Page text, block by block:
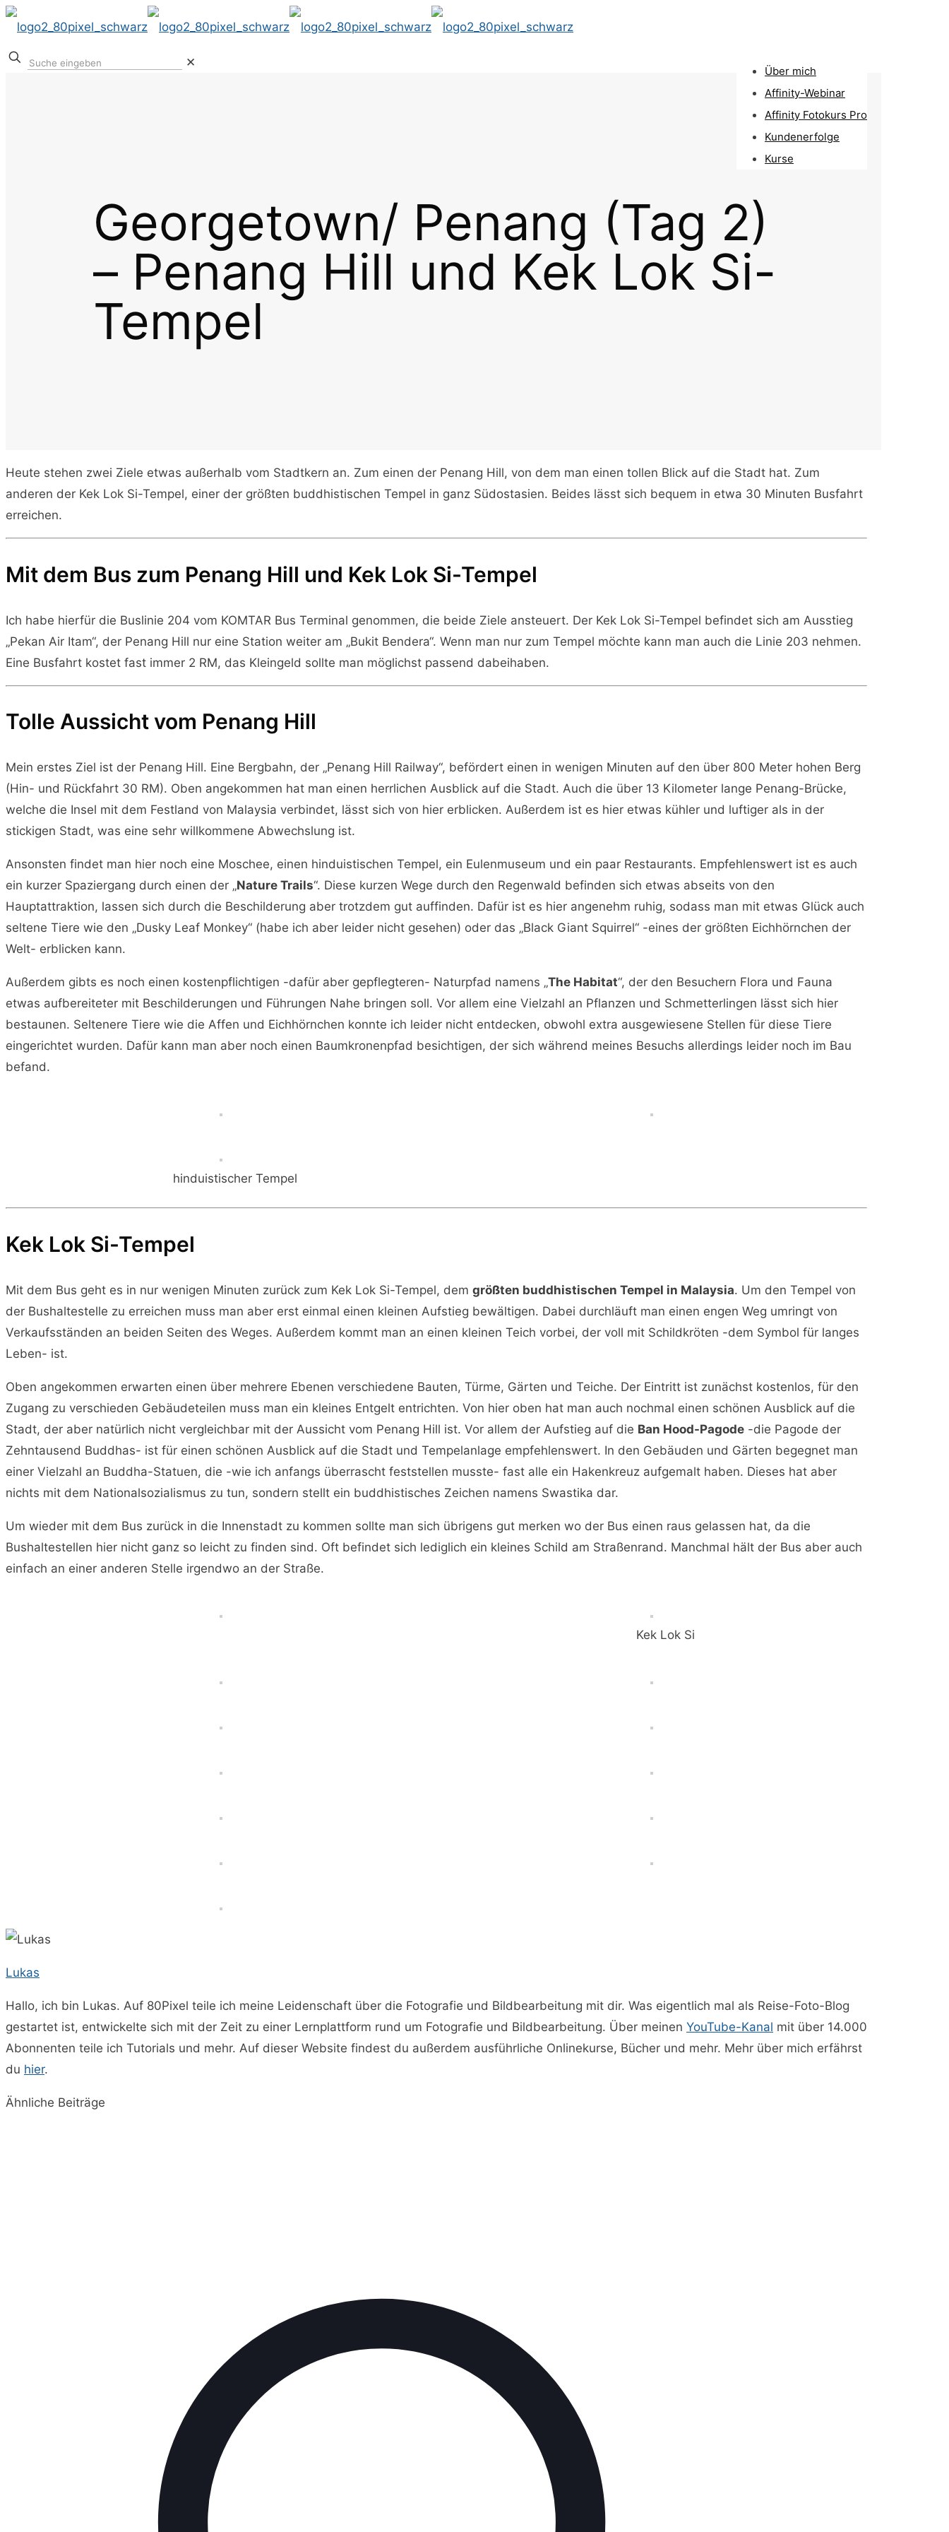
Über mich
Affinity-Webinar
Affinity Fotokurs Pro
Kundenerfolge
Kurse
✕
Georgetown/ Penang (Tag 2)
– Penang Hill und Kek Lok Si-
Tempel
Heute stehen zwei Ziele etwas außerhalb vom Stadtkern an. Zum einen der Penang Hill, von dem man einen tollen Blick auf die Stadt hat. Zum
anderen der Kek Lok Si-Tempel, einer der größten buddhistischen Tempel in ganz Südostasien. Beides lässt sich bequem in etwa 30 Minuten Busfahrt
erreichen.
Mit dem Bus zum Penang Hill und Kek Lok Si-Tempel
Ich habe hierfür die Buslinie 204 vom KOMTAR Bus Terminal genommen, die beide Ziele ansteuert. Der Kek Lok Si-Tempel befindet sich am Ausstieg
„Pekan Air Itam“, der Penang Hill nur eine Station weiter am „Bukit Bendera“. Wenn man nur zum Tempel möchte kann man auch die Linie 203 nehmen.
Eine Busfahrt kostet fast immer 2 RM, das Kleingeld sollte man möglichst passend dabeihaben.
Tolle Aussicht vom Penang Hill
Mein erstes Ziel ist der Penang Hill. Eine Bergbahn, der „Penang Hill Railway“, befördert einen in wenigen Minuten auf den über 800 Meter hohen Berg
(Hin- und Rückfahrt 30 RM). Oben angekommen hat man einen herrlichen Ausblick auf die Stadt. Auch die über 13 Kilometer lange Penang-Brücke,
welche die Insel mit dem Festland von Malaysia verbindet, lässt sich von hier erblicken. Außerdem ist es hier etwas kühler und luftiger als in der
stickigen Stadt, was eine sehr willkommene Abwechslung ist.
Ansonsten findet man hier noch eine Moschee, einen hinduistischen Tempel, ein Eulenmuseum und ein paar Restaurants. Empfehlenswert ist es auch
ein kurzer Spaziergang durch einen der „Nature Trails“. Diese kurzen Wege durch den Regenwald befinden sich etwas abseits von den
Hauptattraktion, lassen sich durch die Beschilderung aber trotzdem gut auffinden. Dafür ist es hier angenehm ruhig, sodass man mit etwas Glück auch
seltene Tiere wie den „Dusky Leaf Monkey“ (habe ich aber leider nicht gesehen) oder das „Black Giant Squirrel“ -eines der größten Eichhörnchen der
Welt- erblicken kann.
Außerdem gibts es noch einen kostenpflichtigen -dafür aber gepflegteren- Naturpfad namens „The Habitat“, der den Besuchern Flora und Fauna
etwas aufbereiteter mit Beschilderungen und Führungen Nahe bringen soll. Vor allem eine Vielzahl an Pflanzen und Schmetterlingen lässt sich hier
bestaunen. Seltenere Tiere wie die Affen und Eichhörnchen konnte ich leider nicht entdecken, obwohl extra ausgewiesene Stellen für diese Tiere
eingerichtet wurden. Dafür kann man aber noch einen Baumkronenpfad besichtigen, der sich während meines Besuchs allerdings leider noch im Bau
befand.
hinduistischer Tempel
Kek Lok Si-Tempel
Mit dem Bus geht es in nur wenigen Minuten zurück zum Kek Lok Si-Tempel, dem größten buddhistischen Tempel in Malaysia. Um den Tempel von
der Bushaltestelle zu erreichen muss man aber erst einmal einen kleinen Aufstieg bewältigen. Dabei durchläuft man einen engen Weg umringt von
Verkaufsständen an beiden Seiten des Weges. Außerdem kommt man an einen kleinen Teich vorbei, der voll mit Schildkröten -dem Symbol für langes
Leben- ist.
Oben angekommen erwarten einen über mehrere Ebenen verschiedene Bauten, Türme, Gärten und Teiche. Der Eintritt ist zunächst kostenlos, für den
Zugang zu verschieden Gebäudeteilen muss man ein kleines Entgelt entrichten. Von hier oben hat man auch nochmal einen schönen Ausblick auf die
Stadt, der aber natürlich nicht vergleichbar mit der Aussicht vom Penang Hill ist. Vor allem der Aufstieg auf die Ban Hood-Pagode -die Pagode der
Zehntausend Buddhas- ist für einen schönen Ausblick auf die Stadt und Tempelanlage empfehlenswert. In den Gebäuden und Gärten begegnet man
einer Vielzahl an Buddha-Statuen, die -wie ich anfangs überrascht feststellen musste- fast alle ein Hakenkreuz aufgemalt haben. Dieses hat aber
nichts mit dem Nationalsozialismus zu tun, sondern stellt ein buddhistisches Zeichen namens Swastika dar.
Um wieder mit dem Bus zurück in die Innenstadt zu kommen sollte man sich übrigens gut merken wo der Bus einen raus gelassen hat, da die
Bushaltestellen hier nicht ganz so leicht zu finden sind. Oft befindet sich lediglich ein kleines Schild am Straßenrand. Manchmal hält der Bus aber auch
einfach an einer anderen Stelle irgendwo an der Straße.
Kek Lok Si
Lukas
Hallo, ich bin Lukas. Auf 80Pixel teile ich meine Leidenschaft über die Fotografie und Bildbearbeitung mit dir. Was eigentlich mal als Reise-Foto-Blog
gestartet ist, entwickelte sich mit der Zeit zu einer Lernplattform rund um Fotografie und Bildbearbeitung. Über meinen YouTube-Kanal mit über 14.000
Abonnenten teile ich Tutorials und mehr. Auf dieser Website findest du außerdem ausführliche Onlinekurse, Bücher und mehr. Mehr über mich erfährst
du hier.
Ähnliche Beiträge